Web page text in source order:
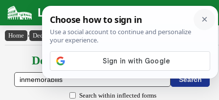
Latin Dictionary
Home › Declensions / Conjugations › inmĕmŏrābĭlis
Declensions / Conjugations latin
Search within inflected forms